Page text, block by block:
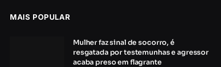
MAIS POPULAR
Mulher faz sinal de socorro, é
resgatada por testemunhas e agressor
acaba preso em flagrante